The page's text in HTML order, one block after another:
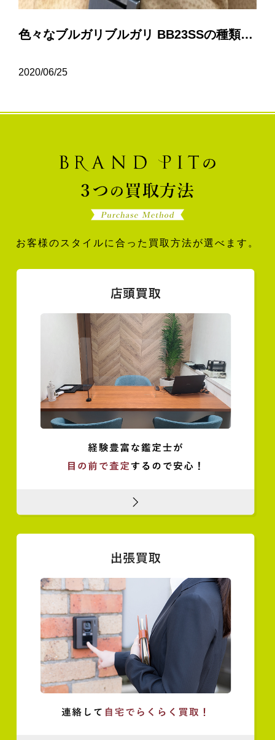
色々なブルガリブルガリ BB23SSの種類について…
2020/06/25
お客様のスタイルに合った買取方法が選べます。